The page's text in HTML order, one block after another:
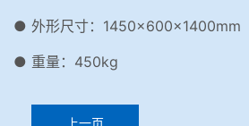
● 外形尺寸：1450×600×1400mm
● 重量：450kg
上一页